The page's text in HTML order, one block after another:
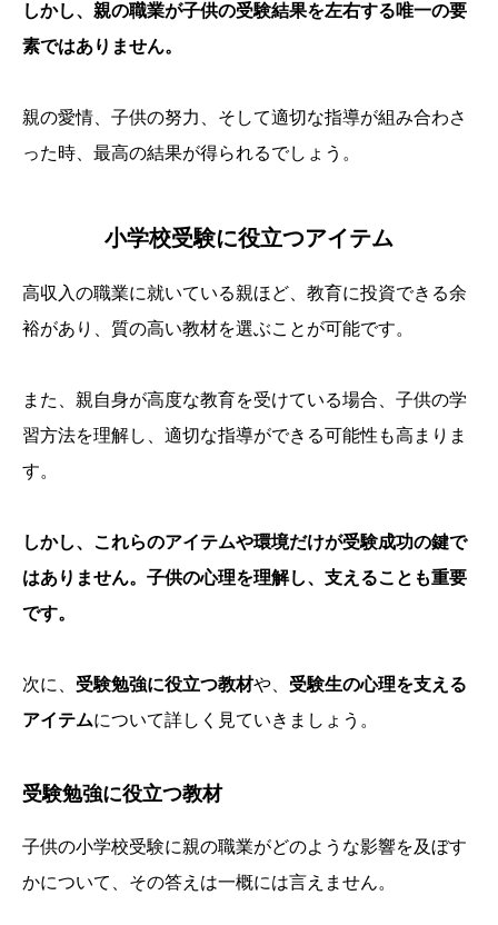
しかし、親の職業が子供の受験結果を左右する唯一の要
素ではありません。
親の愛情、子供の努力、そして適切な指導が組み合わさ
った時、最高の結果が得られるでしょう。
小学校受験に役立つアイテム
高収入の職業に就いている親ほど、教育に投資できる余
裕があり、質の高い教材を選ぶことが可能です。
また、親自身が高度な教育を受けている場合、子供の学
習方法を理解し、適切な指導ができる可能性も高まりま
す。
しかし、これらのアイテムや環境だけが受験成功の鍵で
はありません。子供の心理を理解し、支えることも重要
です。
次に、 受験勉強に役立つ教材や、 受験生の心理を支える
アイテムについて詳しく見ていきましょう。
受験勉強に役立つ教材
子供の小学校受験に親の職業がどのような影響を及ぼす
かについて、その答えは一概には言えません。